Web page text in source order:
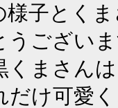
様子とく
うござい
くまさん
だけ可愛